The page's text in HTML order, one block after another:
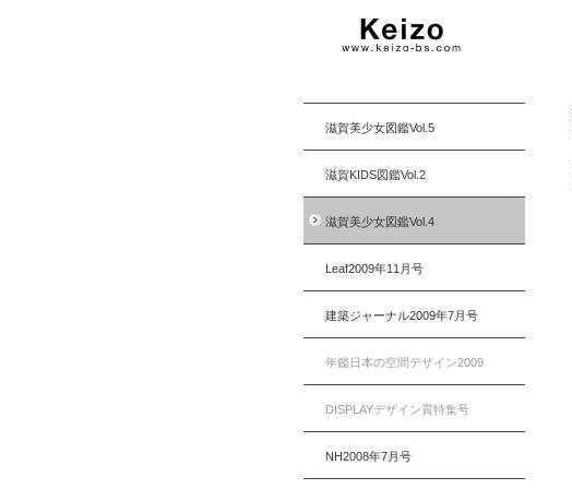
滋賀美少女図鑑Vol.5
滋賀KIDS図鑑Vol.2
滋賀美少女図鑑Vol.4
Leaf2009年11月号
建築ジャーナル2009年7月号
年鑑日本の空間デザイン2009
DISPLAYデザイン賞特集号
NH2008年7月号